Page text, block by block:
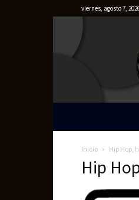
viernes, agosto 7,
Inicio Hip Hop,
Hip